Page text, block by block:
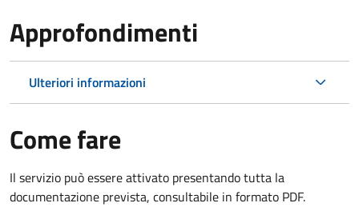
Approfondimenti
Ulteriori informazioni
Come fare
Il servizio può essere attivato presentando tutta la
documentazione prevista, consultabile in formato PDF.